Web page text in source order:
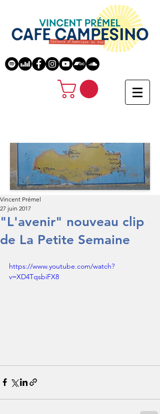
"L'avenir" nouveau clip
de La Petite Semaine
Vincent Prémel
27 juin 2017
https://www.youtube.com/watch?
v=XD4TqsbiFX8